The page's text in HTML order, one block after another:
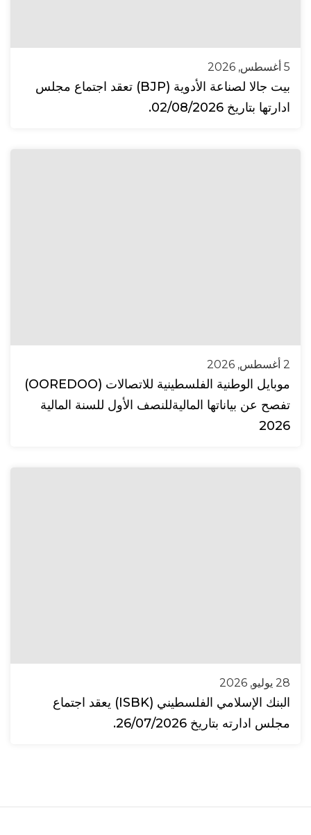
5 أغسطس, 2026
بيت جالا لصناعة الأدوية (BJP) تعقد اجتماع مجلس
ادارتها بتاريخ 02/08/2026.
2 أغسطس, 2026
موبايل الوطنية الفلسطينية للاتصالات (OOREDOO)
تفصح عن بياناتها الماليةللنصف الأول للسنة المالية
2026
28 يوليو, 2026
البنك الإسلامي الفلسطيني (ISBK) يعقد اجتماع
مجلس ادارته بتاريخ 26/07/2026.